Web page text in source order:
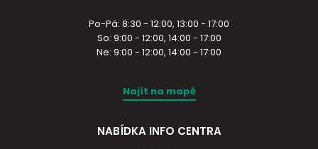
Po-Pá: 8:30 - 12:00, 13:00 - 17:00
So: 9:00 - 12:00, 14:00 - 17:00
Ne: 9:00 - 12:00, 14:00 - 17:00
Najít na mapě
NABÍDKA INFO CENTRA